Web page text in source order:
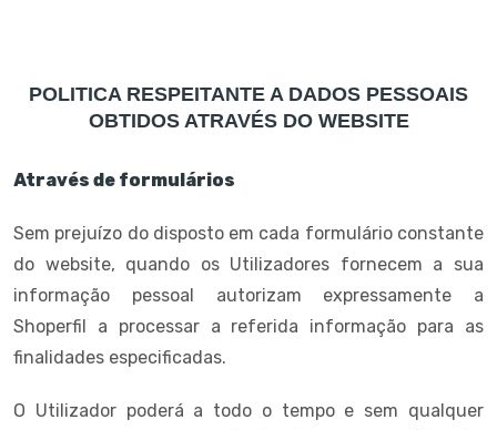
POLITICA RESPEITANTE A DADOS PESSOAIS
OBTIDOS ATRAVÉS DO WEBSITE
Através de formulários
Sem prejuízo do disposto em cada formulário constante
do website, quando os Utilizadores fornecem a sua
informação pessoal autorizam expressamente a
Shoperfil a processar a referida informação para as
finalidades especificadas.
O Utilizador poderá a todo o tempo e sem qualquer